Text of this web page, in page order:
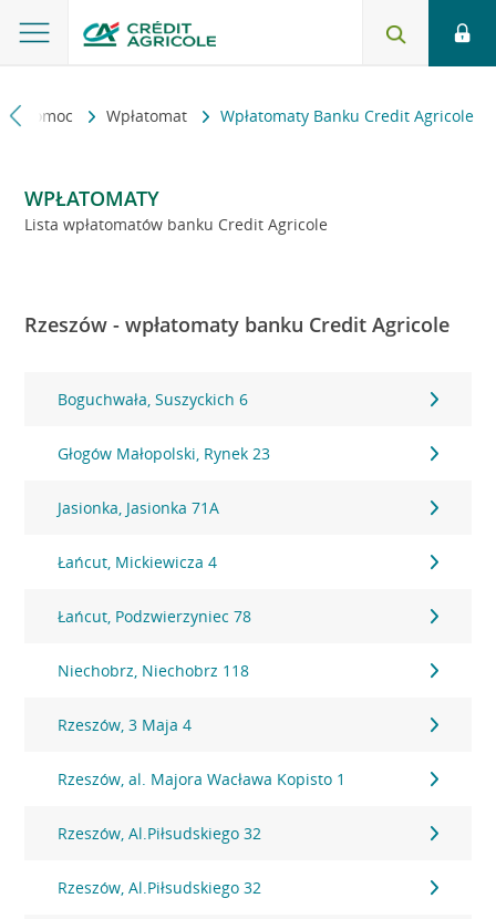
i pomoc Wpłatomat Wpłatomaty Banku Credit Agricole
WPŁATOMATY
Lista wpłatomatów banku Credit Agricole
Rzeszów - wpłatomaty banku Credit Agricole
Boguchwała, Suszyckich 6
Głogów Małopolski, Rynek 23
Jasionka, Jasionka 71A
Łańcut, Mickiewicza 4
Łańcut, Podzwierzyniec 78
Niechobrz, Niechobrz 118
Rzeszów, 3 Maja 4
Rzeszów, al. Majora Wacława Kopisto 1
Rzeszów, Al.Piłsudskiego 32
Rzeszów, Al.Piłsudskiego 32